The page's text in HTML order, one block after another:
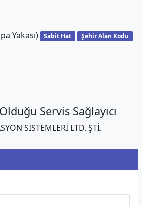
Yakası) Sabit Hat Şehir Alan Kodu
Servis Sağlayıcı
SİSTEMLERİ LTD. ŞTİ.